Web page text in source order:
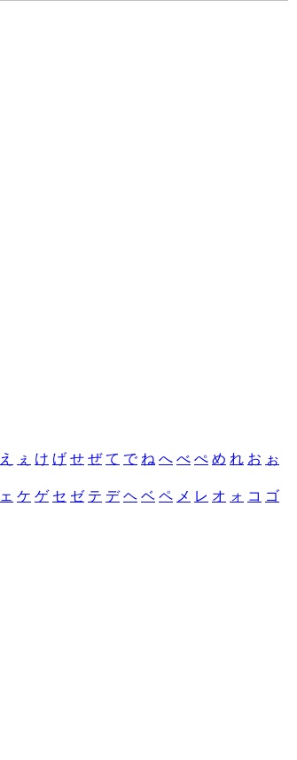
え ぇ け げ せ ぜ て で ね へ べ ぺ め れ お ぉ
ェ ケ ゲ セ ゼ テ デ ヘ ベ ペ メ レ オ ォ コ ゴ